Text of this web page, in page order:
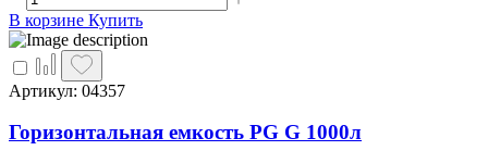
В корзине Купить
Артикул: 04357
Горизонтальная емкость PG G 1000л